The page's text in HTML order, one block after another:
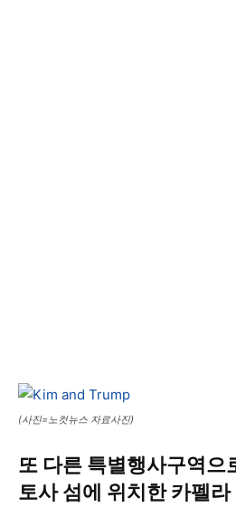
(사진=노컷뉴스 자료사진)
또 다른 특별행사구역으
토사 섬에 위치한 카펠